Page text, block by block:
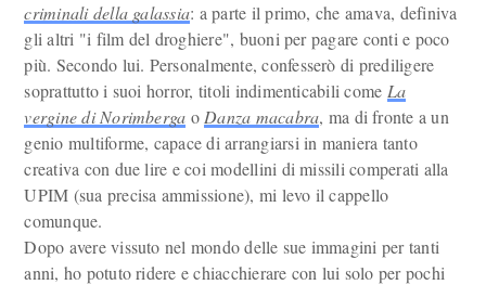
criminali della galassia: a parte il primo, che amava, definiva
gli altri "i film del droghiere", buoni per pagare conti e poco
più. Secondo lui. Personalmente, confesserò di prediligere
soprattutto i suoi horror, titoli indimenticabili come La
vergine di Norimberga o Danza macabra, ma di fronte a un
genio multiforme, capace di arrangiarsi in maniera tanto
creativa con due lire e coi modellini di missili comperati alla
UPIM (sua precisa ammissione), mi levo il cappello
comunque.
Dopo avere vissuto nel mondo delle sue immagini per tanti
anni, ho potuto ridere e chiacchierare con lui solo per pochi